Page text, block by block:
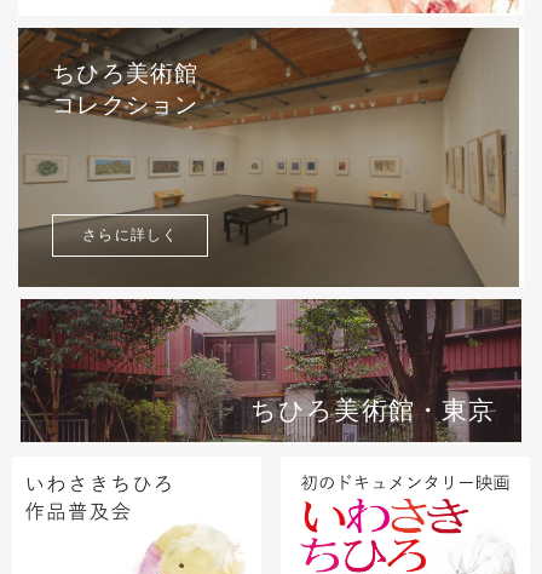
ちひろ美術館
コレクション
さらに詳しく
ちひろ美術館・東京